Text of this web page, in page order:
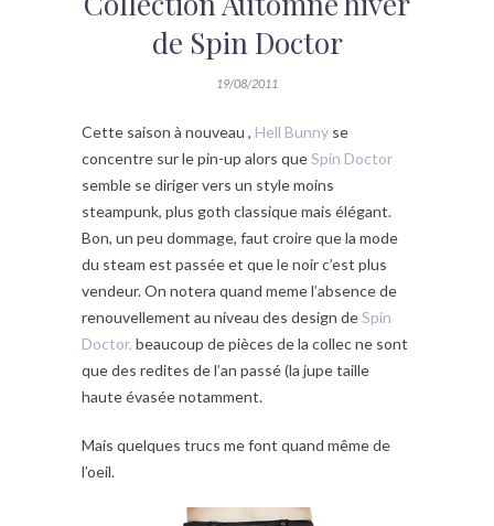
de Spin Doctor
19/08/2011
Cette saison à nouveau , Hell Bunny se
concentre sur le pin-up alors queSpin Doctor
semble se diriger vers un style moins
steampunk, plus goth classique mais élégant.
Bon, un peu dommage, faut croire que la mode
du steam est passée et que le noir c’est plus
vendeur. On notera quand meme l’absence de
renouvellement au niveau des design deSpin
Doctor, beaucoup de pièces de la collec ne sont
que des redites de l’an passé (la jupe taille
haute évasée notamment.
Mais quelques trucs me font quand même de
l’oeil.